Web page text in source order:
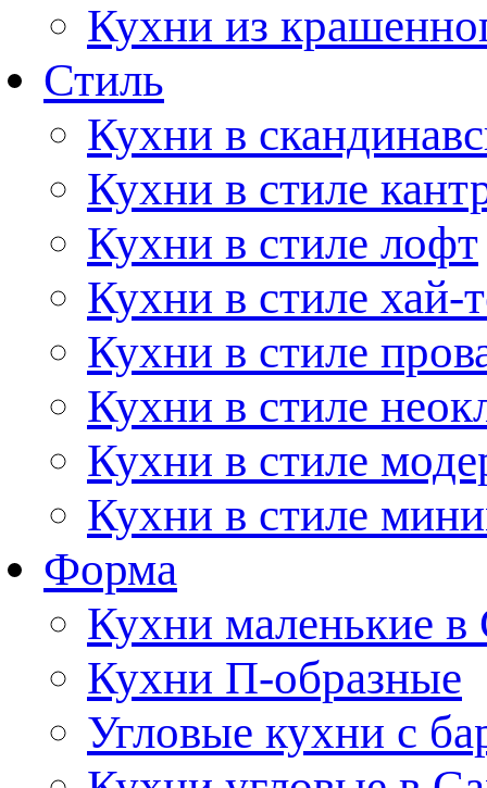
Кухни из
Стиль
Кухни в
Кухни в стиле
Кухни в стиле лофт
Кухни в стиле хай-
Кухни в стиле
Кухни в стиле
Кухни в стиле
Кухни в стиле
Форма
Кухни маленькие в
Кухни П-образные
Угловые кухни с